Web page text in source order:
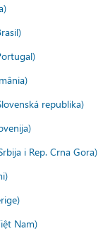
republika)
i Rep. Crna Gora)
Nam)